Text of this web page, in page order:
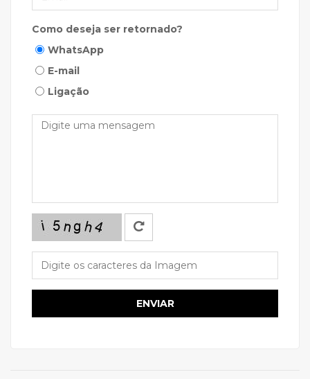
Como deseja ser retornado?
WhatsApp
E-mail
Ligação
Mensagem
ENVIAR